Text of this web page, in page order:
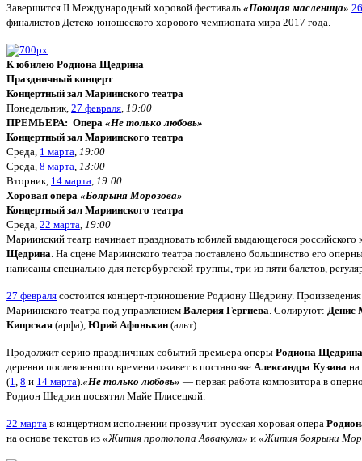
Завершится II Международный хоровой фестиваль «Поющая масленица»
финалистов Детско-юношеского хорового чемпионата мира 2017 года.
К юбилею Родиона Щедрина
Праздничный концерт
Концертный зал Мариинского театра
Понедельник, 27 февраля 19:00
ПРЕМЬЕРА: Опера «Не только любовь»
Концертный зал Мариинского театра
Среда, 1 марта 19:00
Среда, 8 марта 13:00
Вторник, 14 марта 19:00
Хоровая опера «Боярыня Морозова»
Концертный зал Мариинского театра
Среда, 22 марта 19:00
Мариинский театр начинает праздновать юбилей выдающегося
Щедрина . На сцене Мариинского театра поставлено большинство его
написаны специально для петербургской труппы, три из пяти балетов,
27 февраля состоится концерт-приношение Родиону Щедрину.
Мариинского театра под управлением Валерия Гергиева . Солируют: Денис
Кипрская (арфа), Юрий Афонькин (альт).
Продолжит серию праздничных событий премьера оперы Родиона
деревни послевоенного времени оживет в постановке Александра Кузина на
(1 8 и 14 марта). «Не только любовь» — первая работа композитора в
Родион Щедрин посвятил Майе Плисецкой.
22 марта в концертном исполнении прозвучит русская хоровая опера
на основе текстов из «Жития протопопа Аввакума» и «Жития боярыни